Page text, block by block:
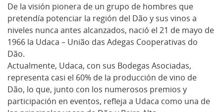
De la visión pionera de un grupo de hombres que
pretendía potenciar la región del Dão y sus vinos a
niveles nunca antes alcanzados, nació el 21 de mayo de
1966 la Udaca – União das Adegas Cooperativas do
Dão.
Actualmente, Udaca, con sus Bodegas Asociadas,
representa casi el 60% de la producción de vino de
Dão, lo que, junto con los numerosos premios y
participación en eventos, refleja a Udaca como una de